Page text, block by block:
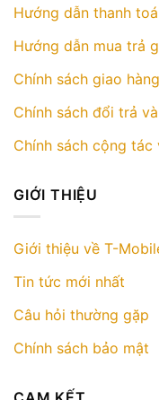
Hướng dẫn thanh
Hướng dẫn mua trả
Chính sách giao
Chính sách đổi trả
Chính sách cộng tác
GIỚI THIỆU
Giới thiệu về T-
Tin tức mới nhất
Câu hỏi thường gặp
Chính sách bảo mật